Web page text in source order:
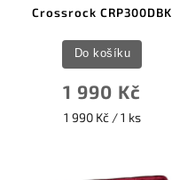
Crossrock CRP300DBK
1 990 Kč
1 990 Kč / 1 ks
Do košíku